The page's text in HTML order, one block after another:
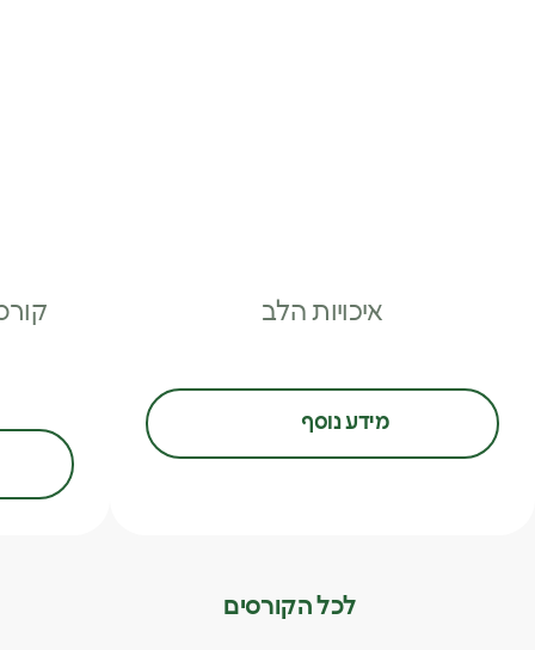
לכל הקורסים
איכויות הלב
מידע נוסף